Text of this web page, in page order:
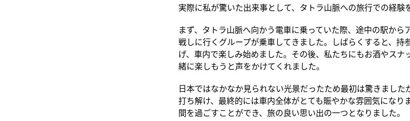
実際に私が驚いた出来事として、タトラ山脈への旅行での経験
まず、タトラ山脈へ向かう電車に乗っていた際、途中の駅から
戦しに行くグループが乗車してきました。しばらくすると、持
げ、車内で楽しみ始めました。その後、私たちにもお酒やスナ
緒に楽しもうと声をかけてくれました。
日本ではなかなか見られない光景だったため最初は驚きました
打ち解け、最終的には車内全体がとても賑やかな雰囲気になり
間を過ごすことができ、旅の良い思い出の一つとなりました。